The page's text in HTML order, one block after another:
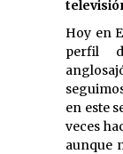
Hoy en
perfil
en este
veces
aunque